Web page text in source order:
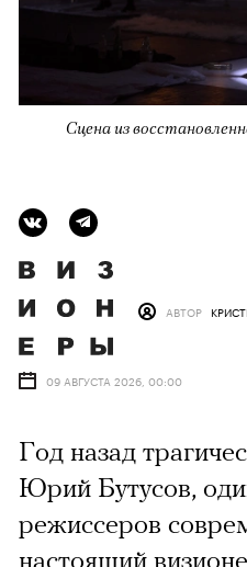
Сцена из
АВТОР
09 АВГУСТА 2026, 00:00
Год назад
Юрий Бутусов,
режиссеров
настоящий